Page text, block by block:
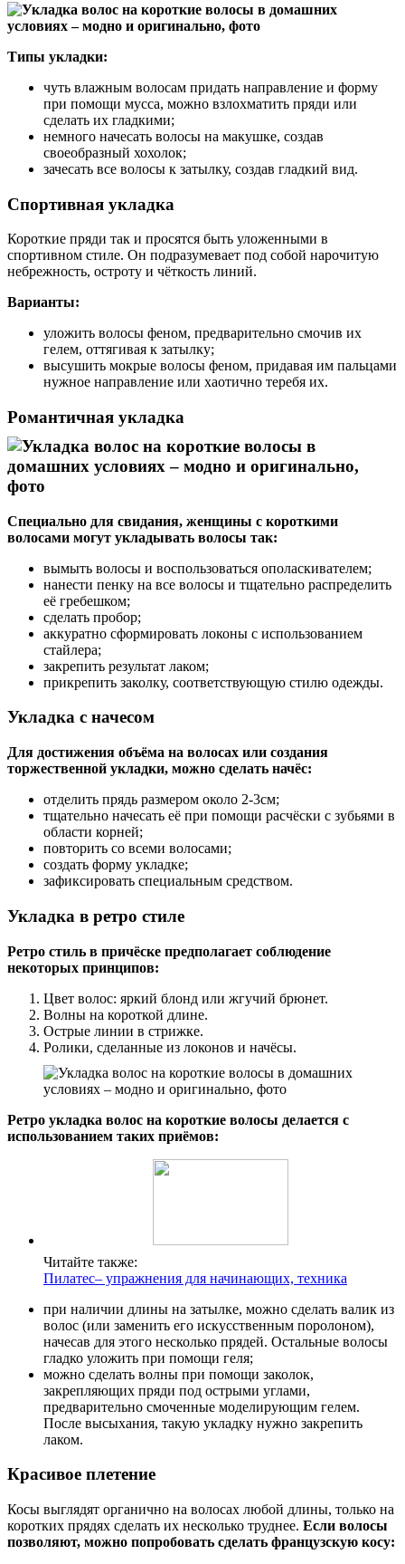
Типы укладки:
чуть влажным волосам придать направление и форму
при помощи мусса, можно взлохматить пряди или
сделать их гладкими;
немного начесать волосы на макушке, создав
своеобразный хохолок;
зачесать все волосы к затылку, создав гладкий вид.
Спортивная укладка
Короткие пряди так и просятся быть уложенными в
спортивном стиле. Он подразумевает под собой нарочитую
небрежность, остроту и чёткость линий.
Варианты:
уложить волосы феном, предварительно смочив их
гелем, оттягивая к затылку;
высушить мокрые волосы феном, придавая им пальцами
нужное направление или хаотично теребя их.
Романтичная укладка
Специально для свидания, женщины с короткими
волосами могут укладывать волосы так:
вымыть волосы и воспользоваться ополаскивателем;
нанести пенку на все волосы и тщательно распределить
её гребешком;
сделать пробор;
аккуратно сформировать локоны с использованием
стайлера;
закрепить результат лаком;
прикрепить заколку, соответствующую стилю одежды.
Укладка с начесом
Для достижения объёма на волосах или создания
торжественной укладки, можно сделать начёс:
отделить прядь размером около 2-3см;
тщательно начесать её при помощи расчёски с зубьями в
области корней;
повторить со всеми волосами;
создать форму укладке;
зафиксировать специальным средством.
Укладка в ретро стиле
Ретро стиль в причёске предполагает соблюдение
некоторых принципов:
Цвет волос: яркий блонд или жгучий брюнет.
Волны на короткой длине.
Острые линии в стрижке.
Ролики, сделанные из локонов и начёсы.
Ретро укладка волос на короткие волосы делается с
использованием таких приёмов:
Читайте также:
Пилатес– упражнения для начинающих, техника
при наличии длины на затылке, можно сделать валик из
волос (или заменить его искусственным поролоном),
начесав для этого несколько прядей. Остальные волосы
гладко уложить при помощи геля;
можно сделать волны при помощи заколок,
закрепляющих пряди под острыми углами,
предварительно смоченные моделирующим гелем.
После высыхания, такую укладку нужно закрепить
лаком.
Красивое плетение
Косы выглядят органично на волосах любой длины, только на
коротких прядях сделать их несколько труднее. Если волосы
позволяют, можно попробовать сделать французскую косу: